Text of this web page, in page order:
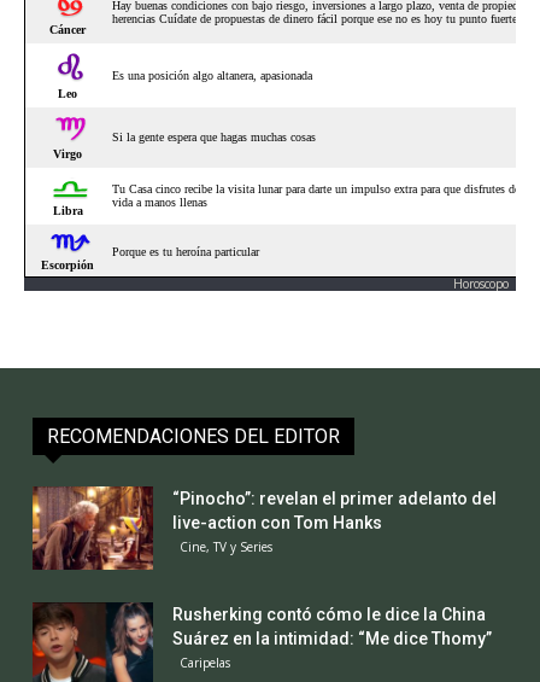
Horoscopo
RECOMENDACIONES DEL EDITOR
“Pinocho”: revelan el primer adelanto del
live-action con Tom Hanks
Cine, TV y Series
Rusherking contó cómo le dice la China
Suárez en la intimidad: “Me dice Thomy”
Caripelas